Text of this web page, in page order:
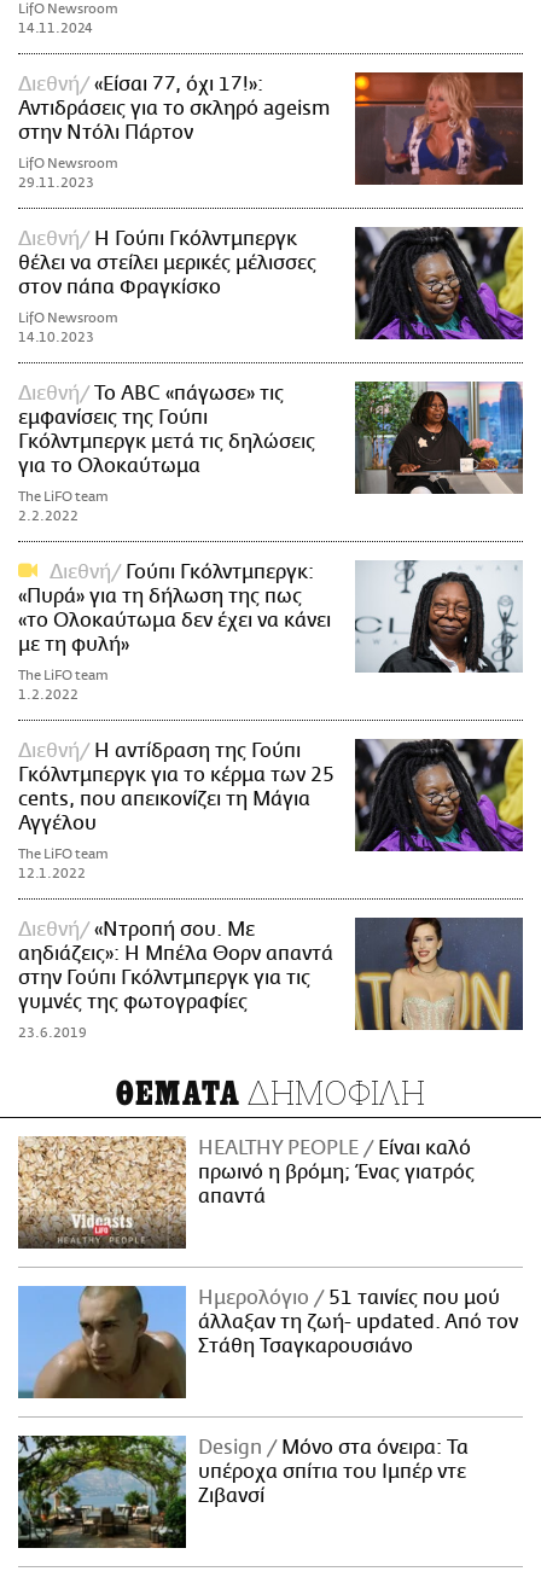
LifO Newsroom
14.11.2024
Διεθνή
«Είσαι 77, όχι 17!»:
Αντιδράσεις για το σκληρό ageism
στην Ντόλι Πάρτον
LifO Newsroom
29.11.2023
Διεθνή
Η Γούπι Γκόλντμπεργκ
θέλει να στείλει μερικές μέλισσες
στον πάπα Φραγκίσκο
LifO Newsroom
14.10.2023
Διεθνή
Το ABC «πάγωσε» τις
εμφανίσεις της Γούπι
Γκόλντμπεργκ μετά τις δηλώσεις
για το Ολοκαύτωμα
The LiFO team
2.2.2022
Διεθνή
Γούπι Γκόλντμπεργκ:
«Πυρά» για τη δήλωση της πως
«το Ολοκαύτωμα δεν έχει να κάνει
με τη φυλή»
The LiFO team
1.2.2022
Διεθνή
Η αντίδραση της Γούπι
Γκόλντμπεργκ για το κέρμα των 25
cents, που απεικονίζει τη Μάγια
Αγγέλου
The LiFO team
12.1.2022
Διεθνή
«Ντροπή σου. Με
αηδιάζεις»: Η Μπέλα Θορν απαντά
στην Γούπι Γκόλντμπεργκ για τις
γυμνές της φωτογραφίες
23.6.2019
ΘΕΜΑΤΑ ΔΗΜΟΦΙΛΗ
HEALTHY PEOPLE
Είναι καλό
πρωινό η βρόμη; Ένας γιατρός
απαντά
Ημερολόγιο
51 ταινίες που μού
άλλαξαν τη ζωή- updated. Aπό τον
Στάθη Τσαγκαρουσιάνο
Design
Μόνο στα όνειρα: Τα
υπέροχα σπίτια του Ιμπέρ ντε
Ζιβανσί